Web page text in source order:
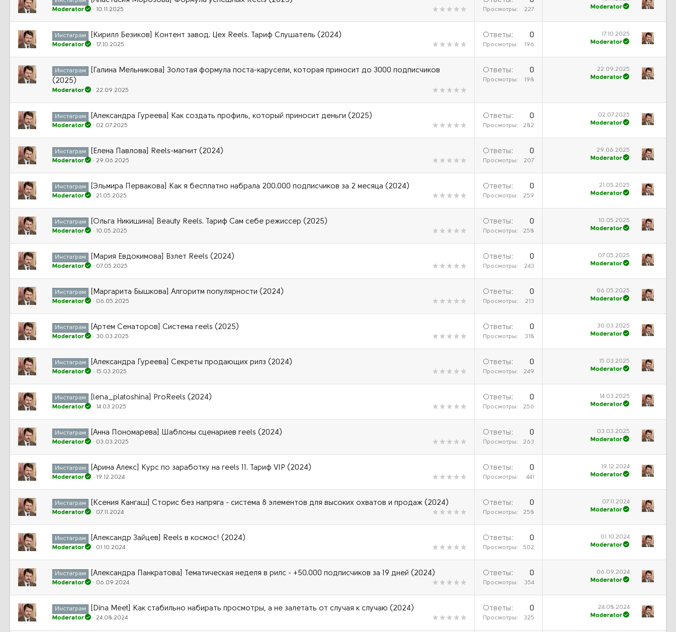
Moderator 10.11.2025 Просмотры 227
Moderator
Инстаграм [Кирилл Безиков] Контент завод. Цех Reels. Тариф Слушатель (2024)
Moderator 17.10.2025
Ответы 0
Просмотры 196
17.10.2025
Moderator
Инстаграм
[Галина Мельникова] Золотая формула поста-карусели, которая приносит до 3000 подписчиков
(2025)
Moderator 22.09.2025
Ответы 0
Просмотры 198
22.09.2025
Moderator
Инстаграм [Александра Гуреева] Как создать профиль, который приносит деньги (2025)
Moderator 02.07.2025
Ответы 0
Просмотры 282
02.07.2025
Moderator
Инстаграм [Елена Павлова] Reels-магнит (2024)
Moderator 29.06.2025
Ответы 0
Просмотры 207
29.06.2025
Moderator
Инстаграм [Эльмира Первакова] Как я бесплатно набрала 200.000 подписчиков за 2 месяца (2024)
Moderator 21.05.2025
Ответы 0
Просмотры 259
21.05.2025
Moderator
Инстаграм [Ольга Никишина] Beauty Reels. Тариф Сам себе режиссер (2025)
Moderator 10.05.2025
Ответы 0
Просмотры 258
10.05.2025
Moderator
Инстаграм [Мария Евдокимова] Взлет Reels (2024)
Moderator 07.05.2025
Ответы 0
Просмотры 243
07.05.2025
Moderator
Инстаграм [Маргарита Бышкова] Алгоритм популярности (2024)
Moderator 06.05.2025
Ответы 0
Просмотры 213
06.05.2025
Moderator
Инстаграм [Артем Сенаторов] Cистема reels (2025)
Moderator 30.03.2025
Ответы 0
Просмотры 318
30.03.2025
Moderator
Инстаграм [Александра Гуреева] Секреты продающих рилз (2024)
Moderator 15.03.2025
Ответы 0
Просмотры 249
15.03.2025
Moderator
Инстаграм [lena_platoshina] ProReels (2024)
Moderator 14.03.2025
Ответы 0
Просмотры 256
14.03.2025
Moderator
Инстаграм [Анна Пономарева] Шаблоны сценариев reels (2024)
Moderator 03.03.2025
Ответы 0
Просмотры 263
03.03.2025
Moderator
Инстаграм [Арина Алекс] Курс по заработку на reels 11. Тариф VIP (2024)
Moderator 19.12.2024
Ответы 0
Просмотры 441
19.12.2024
Moderator
Инстаграм [Ксения Кангаш] Сторис без напряга - система 8 элементов для высоких охватов и продаж (2024)
Moderator 07.11.2024
Ответы 0
Просмотры 258
07.11.2024
Moderator
Инстаграм [Александр Зайцев] Reels в космос! (2024)
Moderator 01.10.2024
Ответы 0
Просмотры 502
01.10.2024
Moderator
Инстаграм [Александра Панкратова] Тематическая неделя в рилс - +50.000 подписчиков за 19 дней (2024)
Moderator 06.09.2024
Ответы 0
Просмотры 354
06.09.2024
Moderator
Инстаграм [Dina Meet] Как стабильно набирать просмотры, а не залетать от случая к случаю (2024)
Moderator 24.08.2024
Ответы 0
Просмотры 325
24.08.2024
Moderator